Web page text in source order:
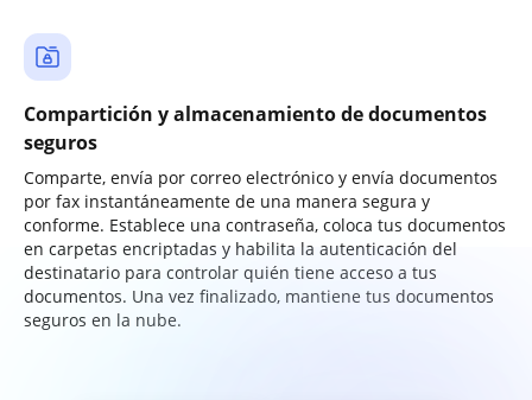
Compartición y almacenamiento de documentos
seguros
Comparte, envía por correo electrónico y envía documentos
por fax instantáneamente de una manera segura y
conforme. Establece una contraseña, coloca tus documentos
en carpetas encriptadas y habilita la autenticación del
destinatario para controlar quién tiene acceso a tus
documentos. Una vez finalizado, mantiene tus documentos
seguros en la nube.